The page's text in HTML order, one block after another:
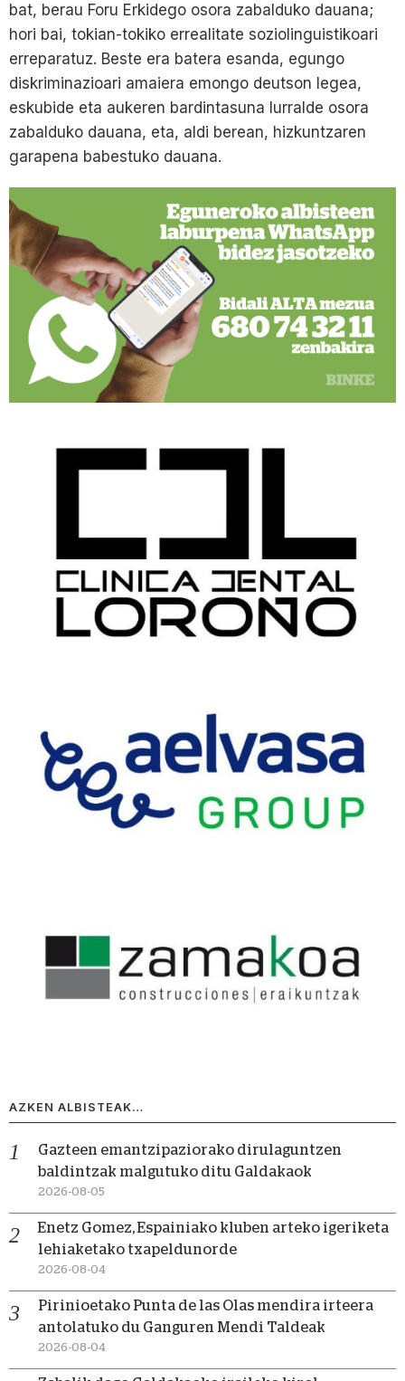
bat, berau Foru Erkidego osora zabalduko dauana;
hori bai, tokian-tokiko errealitate soziolinguistikoari
erreparatuz. Beste era batera esanda, egungo
diskriminazioari amaiera emongo deutson legea,
eskubide eta aukeren bardintasuna lurralde osora
zabalduko dauana, eta, aldi berean, hizkuntzaren
garapena babestuko dauana.
AZKEN ALBISTEAK…
Gazteen emantzipaziorako dirulaguntzen
baldintzak malgutuko ditu Galdakaok
2026-08-05
Enetz Gomez, Espainiako kluben arteko igeriketa
lehiaketako txapeldunorde
2026-08-04
Pirinioetako Punta de las Olas mendira irteera
antolatuko du Ganguren Mendi Taldeak
2026-08-04